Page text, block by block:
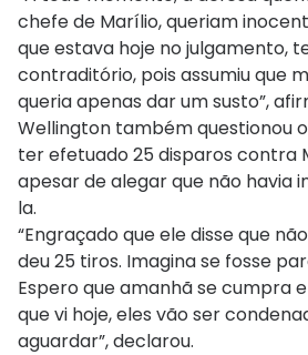
chefe de Marílio, queriam
que estava hoje no julgamento,
contraditório, pois assumiu que
queria apenas dar um susto”,
Wellington também questionou
ter efetuado 25 disparos contra
apesar de alegar que não havia
la.
“Engraçado que ele disse que
deu 25 tiros. Imagina se fosse
Espero que amanhã se cumpra
que vi hoje, eles vão ser
aguardar”, declarou.